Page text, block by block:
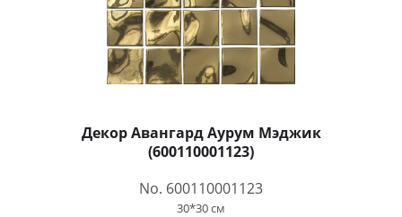
Декор Авангард Аурум Мэджик
(600110001123)
No. 600110001123
30*30 см